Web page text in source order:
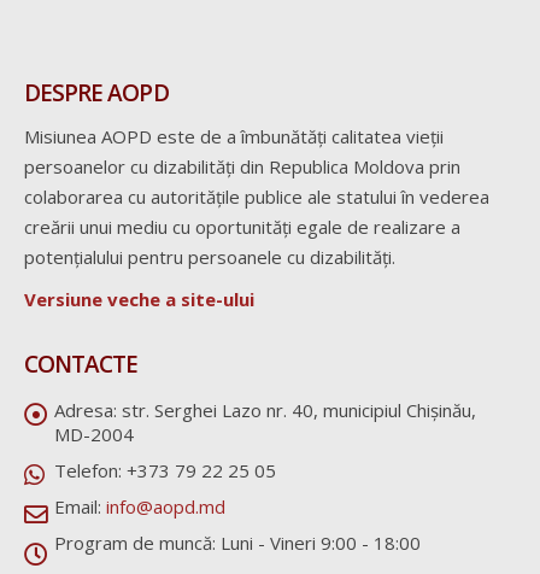
DESPRE AOPD
Misiunea AOPD este de a îmbunătăți calitatea vieții
persoanelor cu dizabilități din Republica Moldova prin
colaborarea cu autoritățile publice ale statului în vederea
creării unui mediu cu oportunități egale de realizare a
potențialului pentru persoanele cu dizabilități.
Versiune veche a site-ului
CONTACTE
Adresa: str. Serghei Lazo nr. 40, municipiul Chișinău,
MD-2004
Telefon: +373 79 22 25 05
Email: info@aopd.md
Program de muncă: Luni - Vineri 9:00 - 18:00